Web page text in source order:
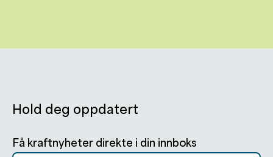
Hold deg oppdatert
Få kraftnyheter direkte i din innboks